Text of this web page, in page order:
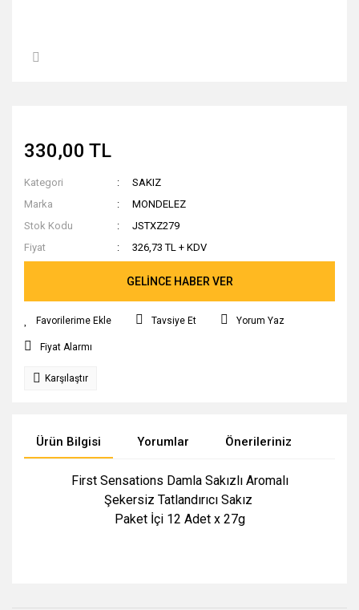
330,00 TL
Kategori
SAKIZ
Marka
MONDELEZ
Stok Kodu
JSTXZ279
Fiyat
326,73 TL + KDV
GELİNCE HABER VER
Tavsiye Et Yorum Yaz
Fiyat Alarmı
Karşılaştır
Ürün Bilgisi Yorumlar Önerileriniz
First Sensations Damla Sakızlı Aromalı
Şekersiz Tatlandırıcı Sakız
Paket İçi 12 Adet x 27g